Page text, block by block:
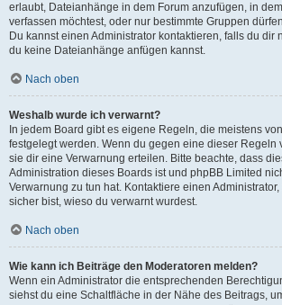
erlaubt, Dateianhänge in dem Forum anzufügen, in
verfassen möchtest, oder nur bestimmte Gruppen
Du kannst einen Administrator kontaktieren, falls du dir
du keine Dateianhänge anfügen kannst.
Nach oben
Weshalb wurde ich verwarnt?
In jedem Board gibt es eigene Regeln, die meistens
festgelegt werden. Wenn du gegen eine dieser Regeln
sie dir eine Verwarnung erteilen. Bitte beachte, dass
Administration dieses Boards ist und phpBB Limited
Verwarnung zu tun hat. Kontaktiere einen
sicher bist, wieso du verwarnt wurdest.
Nach oben
Wie kann ich Beiträge den Moderatoren melden?
Wenn ein Administrator die entsprechenden
siehst du eine Schaltfläche in der Nähe des Beitrags,